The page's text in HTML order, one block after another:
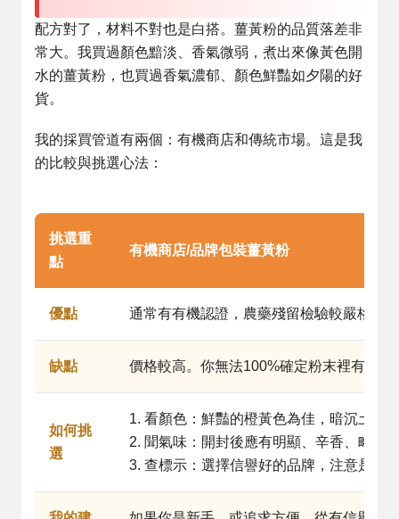
配方對了，材料不對也是白搭。薑黃粉的品質落差非
常大。我買過顏色黯淡、香氣微弱，煮出來像黃色開
水的薑黃粉，也買過香氣濃郁、顏色鮮豔如夕陽的好
貨。
我的採買管道有兩個：有機商店和傳統市場。這是我
的比較與挑選心法：
挑選重
點
有機商店/品牌包裝薑黃粉
優點 通常有有機認證，農藥殘留檢驗較嚴格。
缺點 價格較高。你無法100%確定粉末裡有沒
如何挑
選
1. 看顏色：鮮豔的橙黃色為佳，暗沉土黃
2. 聞氣味：開封後應有明顯、辛香、略帶
3. 查標示：選擇信譽好的品牌，注意是否